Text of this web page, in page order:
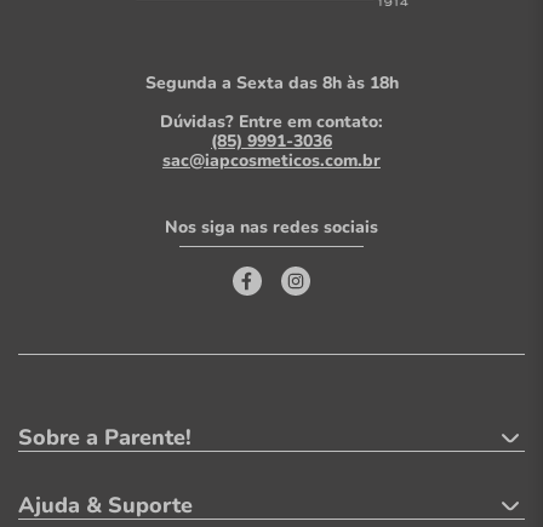
Segunda a Sexta das 8h às 18h
Dúvidas? Entre em contato:
(85) 9991-3036
sac@iapcosmeticos.com.br
Nos siga nas redes sociais
Sobre a Parente!
Ajuda & Suporte